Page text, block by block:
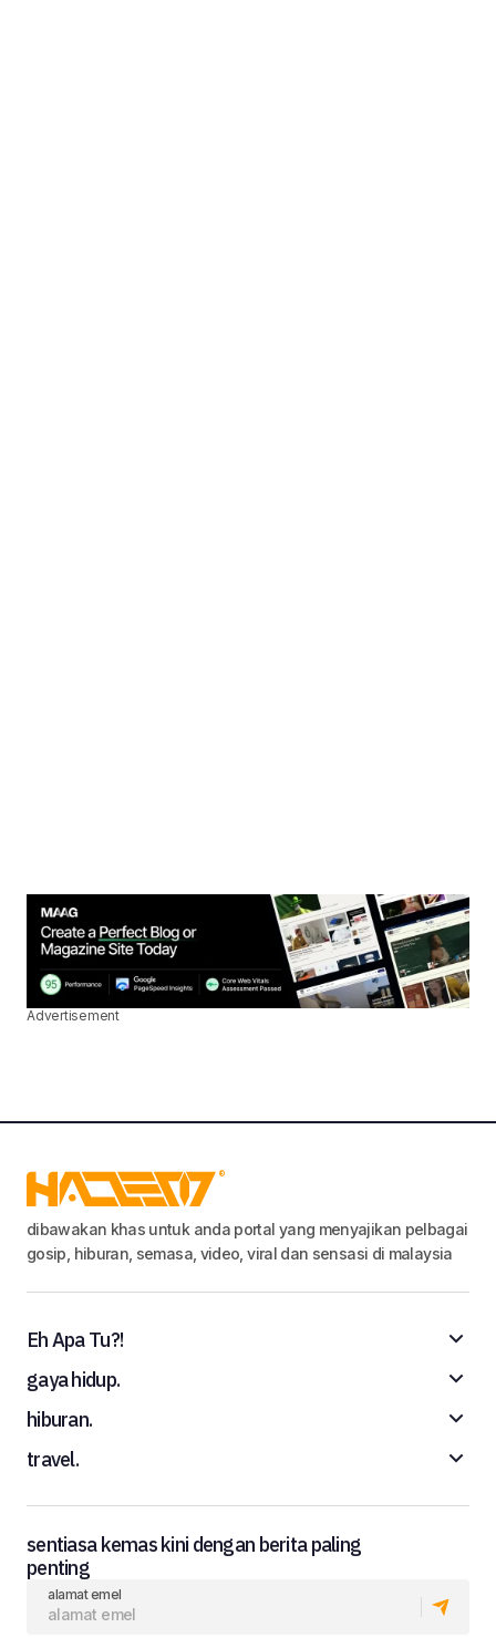
Advertisement
dibawakan khas untuk anda portal yang menyajikan pelbagai
gosip, hiburan, semasa, video, viral dan sensasi di malaysia
Eh Apa Tu?!
gaya hidup.
hiburan.
travel.
sentiasa kemas kini dengan berita paling
penting
alamat emel